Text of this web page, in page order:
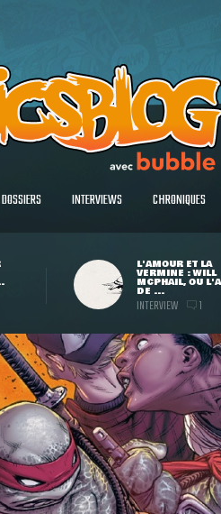
DOSSIERS INTERVIEWS CHRONIQUES
L'AMOUR ET LA
VERMINE : WILL
MCPHAIL, OU
DE ...
INTERVIEW 1